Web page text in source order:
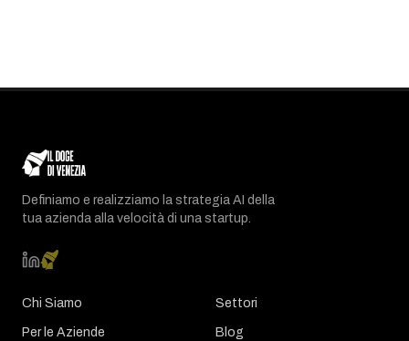
Definiamo e realizziamo la strategia AI della
tua azienda alla velocità di una startup.
Chi Siamo
Per le Aziende
Settori
Blog